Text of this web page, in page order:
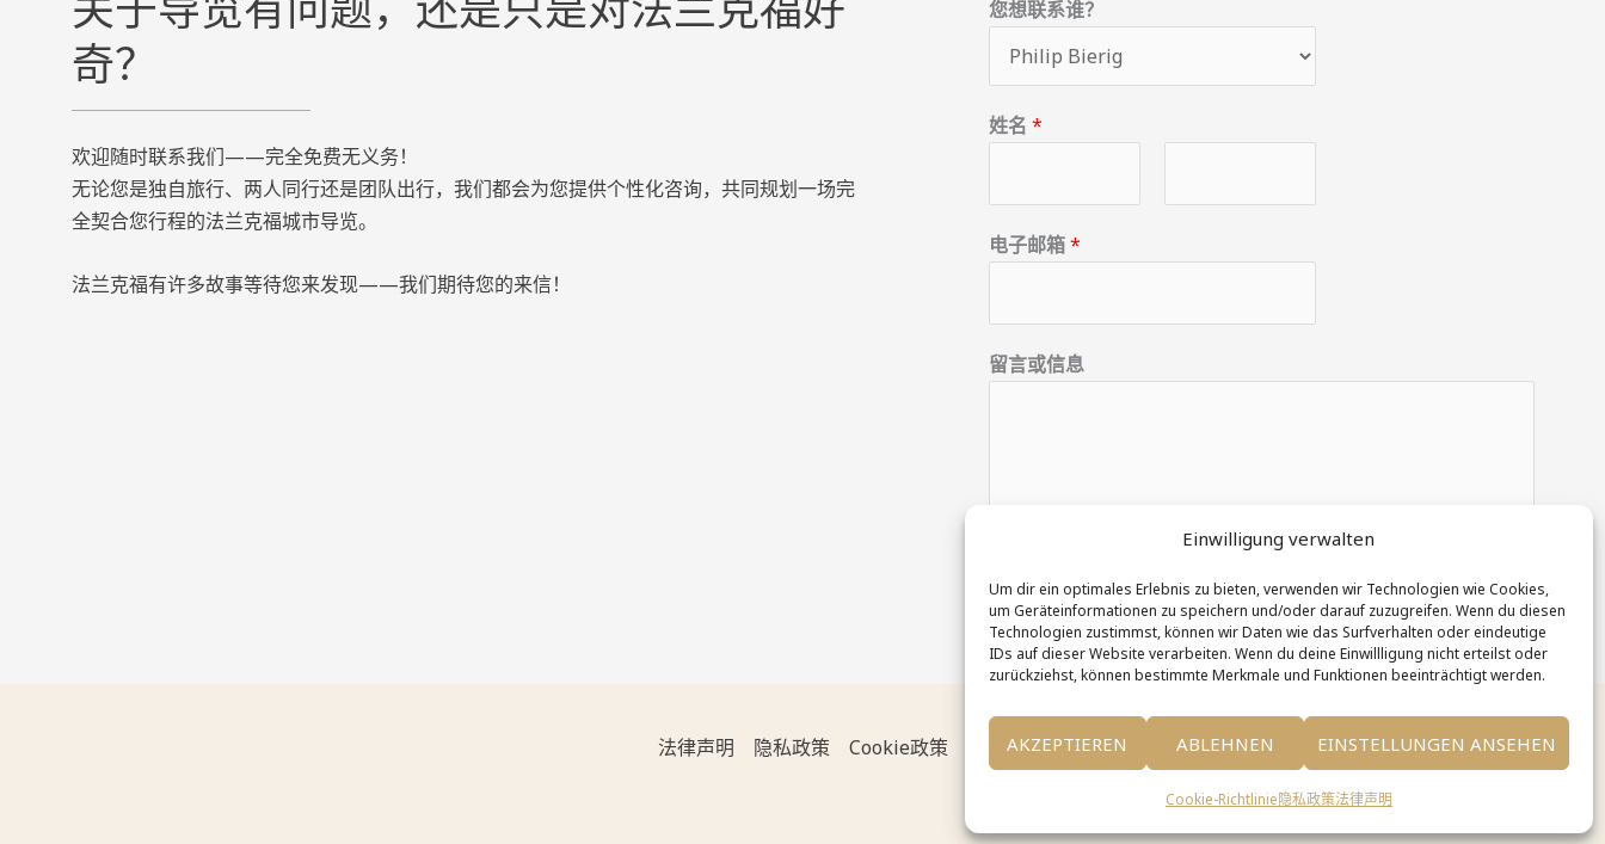
Einwilligung verwalten
Um dir ein optimales Erlebnis zu bieten, verwenden wir Technologien wie Cookies,
um Geräteinformationen zu speichern und/oder darauf zuzugreifen. Wenn du diesen
Technologien zustimmst, können wir Daten wie das Surfverhalten oder eindeutige
IDs auf dieser Website verarbeiten. Wenn du deine Einwillligung nicht erteilst oder
zurückziehst, können bestimmte Merkmale und Funktionen beeinträchtigt werden.
AKZEPTIEREN ABLEHNEN EINSTELLUNGEN ANSEHEN
Cookie-Richtlinie隐私政策法律声明
奇？
欢迎随时联系我们——完全免费无义务！
无论您是独自旅行、两人同行还是团队出行，我们都会为您提供个性化咨询，共同规划一场完
全契合您行程的法兰克福城市导览。
法兰克福有许多故事等待您来发现——我们期待您的来信！
您想联系谁？
姓名*
一
电子邮箱*
*
电
留言或信息
法律声明 隐私政策 Cookie政策